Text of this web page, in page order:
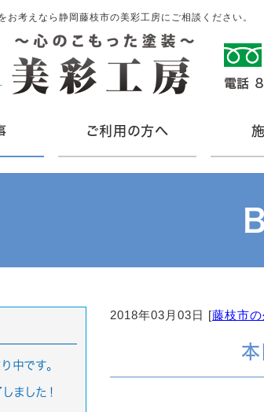
お考えなら静岡藤枝市の美彩工房にご相談ください。
ご利用の方へ
2018年03月03日 [藤枝市
本
中です。
ました！